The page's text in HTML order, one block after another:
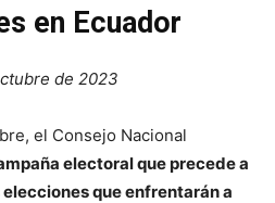
en Ecuador
de 2023
el Consejo Nacional
electoral que precede a
que enfrentarán a